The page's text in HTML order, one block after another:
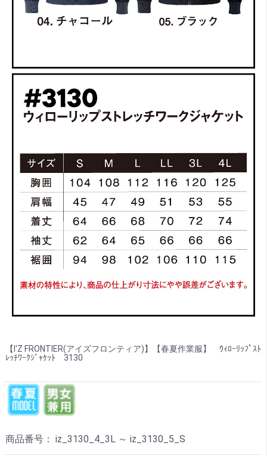
【I'Z FRONTIER(アイズフロンティア)】【春夏作業服】 ｳｨﾛｰﾘｯﾌﾟｽﾄ
ﾚｯﾁﾜｰｸｼﾞｬｹｯﾄ 3130
商品番号： iz_3130_4_3L ～ iz_3130_5_S